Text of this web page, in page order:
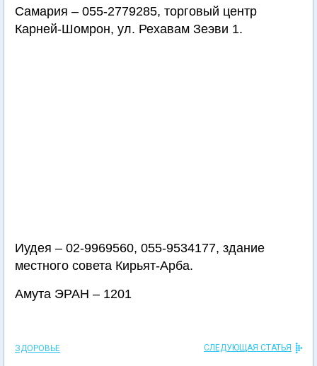
Самария – 055-2779285, торговый центр
Карней-Шомрон, ул. Рехавам Зеэви 1.
Иудея – 02-9969560, 055-9534177, здание
местного совета Кирьят-Арба.
Амутa ЭРАН – 1201
ЗДОРОВЬЕ СЛЕДУЮЩАЯ СТАТЬЯ